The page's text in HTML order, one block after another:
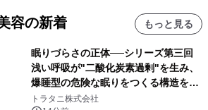
容の新着 もっと見る
眠りづらさの正体──シリーズ第三回
浅い呼吸が"二酸化炭素過剰"を生み、
爆睡型の危険な眠りをつくる構造を解
説
トラタニ株式会社